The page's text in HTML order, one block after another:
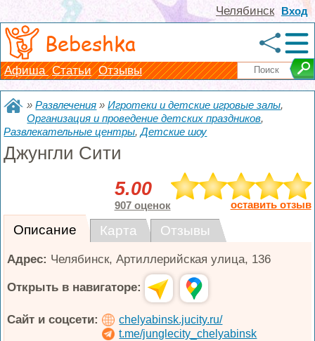
Вход
Челябинск
Bebeshka
Афиша Статьи Отзывы
»Развлечения »Игротеки и детские игровые залы,
Организация и проведение детских праздников,
Развлекательные центры,Детские шоу
Джунгли Сити
5.00
907 оценок оставить отзыв
Описание Карта Отзывы
Адрес: Челябинск,Артиллерийская улица, 136
Открыть в навигаторе:
Сайт и соцсети:
chelyabinsk.jucity.ru/
t.me/junglecity_chelyabinsk